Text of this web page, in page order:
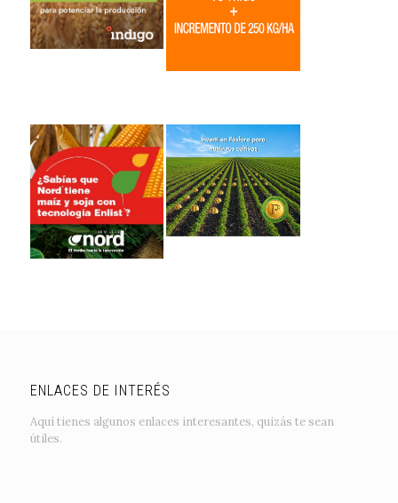
ENLACES DE INTERÉS
Aquí tienes algunos enlaces interesantes, quizás te sean
útiles.